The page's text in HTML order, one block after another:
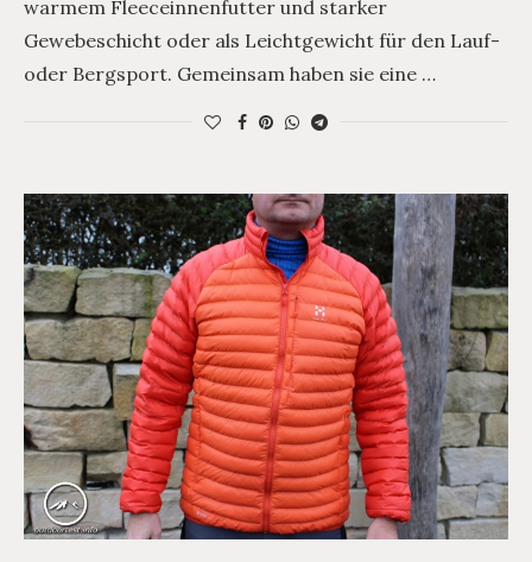
warmem Fleeceinnenfutter und starker
Gewebeschicht oder als Leichtgewicht für den Lauf-
oder Bergsport. Gemeinsam haben sie eine …